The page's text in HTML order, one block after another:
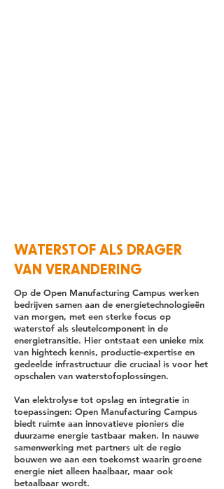
WATERSTOF ALS DRAGER
VAN VERANDERING
Op de Open Manufacturing Campus werken
bedrijven samen aan de energietechnologieën
van morgen, met een sterke focus op
waterstof als sleutelcomponent in de
energietransitie. Hier ontstaat een unieke mix
van hightech kennis, productie-expertise en
gedeelde infrastructuur die cruciaal is voor het
opschalen van waterstofoplossingen.
Van elektrolyse tot opslag en integratie in
toepassingen: Open Manufacturing Campus
biedt ruimte aan innovatieve pioniers die
duurzame energie tastbaar maken. In nauwe
samenwerking met partners uit de regio
bouwen we aan een toekomst waarin groene
energie niet alleen haalbaar, maar ook
betaalbaar wordt.